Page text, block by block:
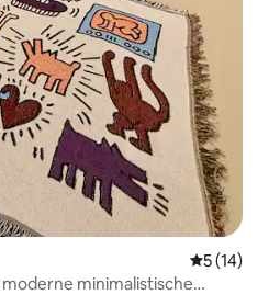
5 (14)
minimalistische